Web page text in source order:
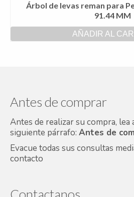
Árbol de levas reman para
91.44 MM
AÑADIR AL
Antes de comprar
Antes de realizar su compra, lea
siguiente párrafo: Antes de
Evacue todas sus consultas
contacto